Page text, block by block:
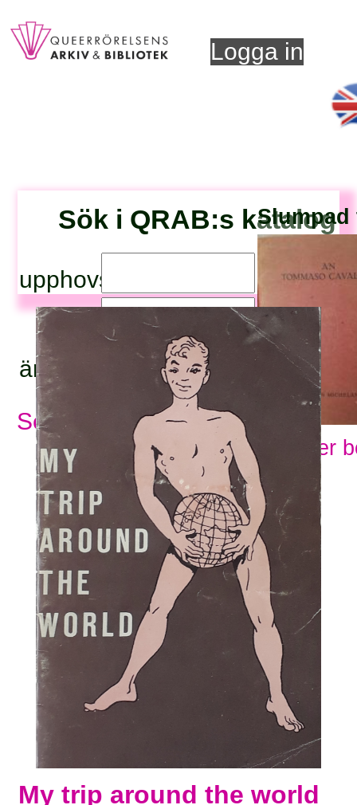
Logga in
Sök i QRAB:s katalog
upphovsperson:
ämnesord:
Se alla ämnesord
Slumpad
Visa fler
My trip around the world